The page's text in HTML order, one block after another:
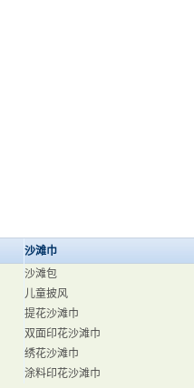
沙滩巾
沙滩包
儿童披风
提花沙滩巾
双面印花沙滩巾
绣花沙滩巾
涂料印花沙滩巾